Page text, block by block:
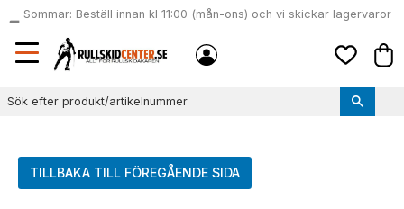
Meny
local_shipping
Sommar: Beställ innan kl 11:00 (mån-ons) och vi skickar lagervaror
samma dag
TILLBAKA TILL FÖREGÅENDE SIDA